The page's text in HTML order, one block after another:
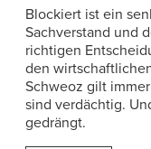
Blockiert ist ein
Sachverstand und
richtigen
den
Schweoz gilt
sind verdächtig.
gedrängt.